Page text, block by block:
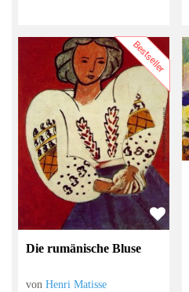
Bestseller
Die rumänische Bluse
vonHenri Matisse